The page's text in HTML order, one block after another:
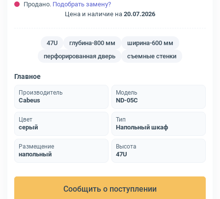
Продано. Подобрать замену?
Цена и наличие на 20.07.2026
47U глубина-800 мм
ширина-600 мм
перфорированная дверь
съемные стенки
Главное
Производитель
Cabeus
Модель
ND-05C
Цвет
серый
Тип
Напольный шкаф
Размещение
напольный
Высота
47U
Сообщить о поступлении